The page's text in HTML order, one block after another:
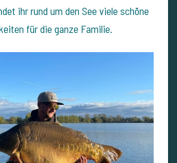
ihr rund um den See viele schöne
für die ganze Familie.